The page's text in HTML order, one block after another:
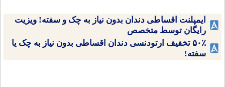
ایمپلنت اقساطی دندان بدون نیاز به چک و سفته! ویزیت
رایگان توسط متخصص
۵۰٪ تخفیف ارتودنسی دندان اقساطی بدون نیاز به چک یا
سفته!